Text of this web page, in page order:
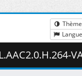
( 485.11 MB